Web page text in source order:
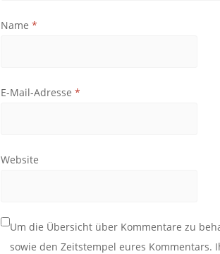
Name *
E-Mail-Adresse *
Website
Um die Übersicht über Kommentare zu
sowie den Zeitstempel eures